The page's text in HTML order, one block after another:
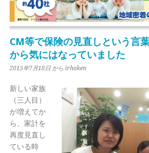
CM等で保険の見直しという言
から気にはなっていました
2015年7月18日 から irhoken
新しい家族
（三人目）
が増えてか
ら、家計を
再度見直し
ている時